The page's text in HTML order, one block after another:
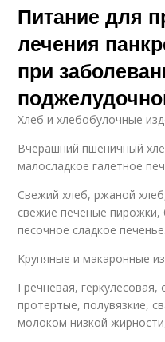
Питание для
лечения
при
Хлеб и хлебобулочные
Вчерашний пшеничный
малосладкое галетное
Свежий хлеб, ржаной
свежие печёные пирожки,
песочное сладкое печенье.
Крупяные и макаронные
Гречневая,
протертые, полувязкие,
молоком низкой